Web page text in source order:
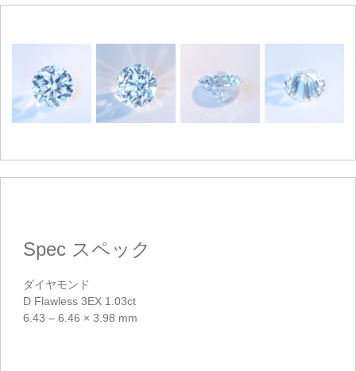
Spec スペック
ダイヤモンド
D Flawless 3EX 1.03ct
6.43 – 6.46 × 3.98 mm
ご注文手続き
カートを見る